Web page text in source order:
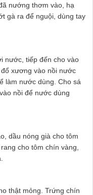
nướng thơm vào, hạ
gà ra để nguội, dùng tay
nước, tiếp đến cho vào
xương vào nồi nước
làm nước dùng. Cho sá
nồi để nước dùng
dầu nóng già cho tôm
cho tôm chín vàng,
thật mỏng. Trứng chín